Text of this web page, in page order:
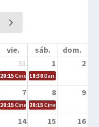
vie. sáb.
dom.
31 1 2
20:15Cine en la calle – Cómo
18:30Danza – Cita en el
7 8 9
20:15Cine en la calle – El niño y la
20:15Cine en la calle –
14 15 16